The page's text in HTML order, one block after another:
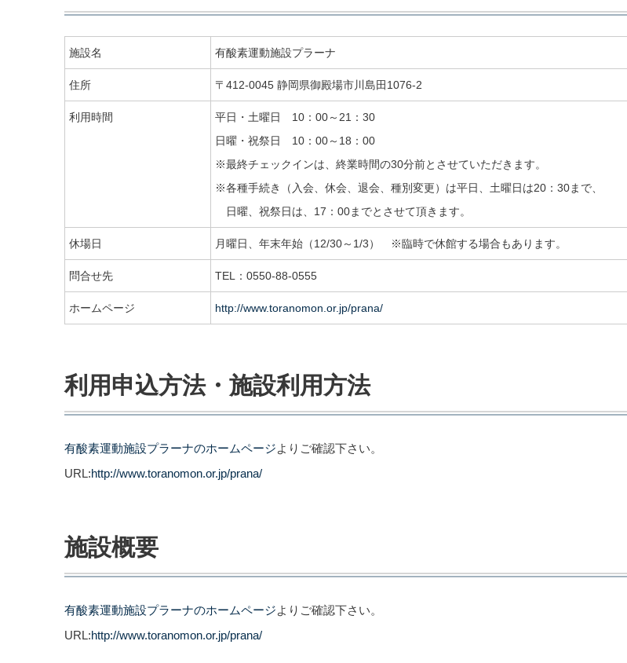
施設名 有酸素運動施設プラーナ
住所 〒412-0045 静岡県御殿場市川島田1076-2
利用時間
平日・土曜日 10：00～21：30
日曜・祝祭日 10：00～18：00
※最終チェックインは、終業時間の30分前とさせていただきます。
※各種手続き（入会、休会、退会、種別変更）は平日、土曜日は20：30まで、
日曜、祝祭日は、17：00までとさせて頂きます。
休場日 月曜日、年末年始（12/30～1/3） ※臨時で休館する場合もあります。
問合せ先 TEL：0550-88-0555
ホームページ http://www.toranomon.or.jp/prana/
利用申込方法・施設利用方法
有酸素運動施設プラーナのホームページよりご確認下さい。
URL:http://www.toranomon.or.jp/prana/
施設概要
有酸素運動施設プラーナのホームページよりご確認下さい。
URL:http://www.toranomon.or.jp/prana/